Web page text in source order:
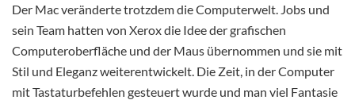
Der Mac veränderte trotzdem die Computerwelt. Jobs und
sein Team hatten von Xerox die Idee der grafischen
Computeroberfläche und der Maus übernommen und sie mit
Stil und Eleganz weiterentwickelt. Die Zeit, in der Computer
mit Tastaturbefehlen gesteuert wurde und man viel Fantasie